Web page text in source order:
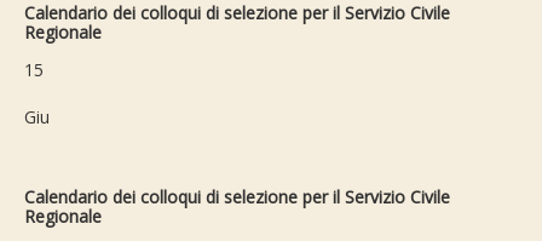
Calendario dei colloqui di selezione per il Servizio Civile
Regionale
15
Giu
Calendario dei colloqui di selezione per il Servizio Civile
Regionale